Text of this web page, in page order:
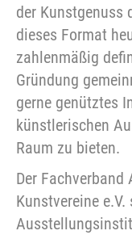
der Kunstgenuss
dieses Format
zahlenmäßig
Gründung
gerne genütztes
künstlerischen
Raum zu bieten.
Der
Kunstvereine